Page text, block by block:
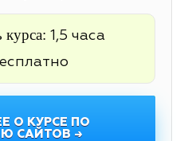
курса: 1,5 часа
О КУРСЕ ПО
САЙТОВ →